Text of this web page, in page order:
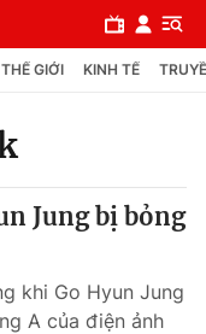
THẾ GIỚI KINH TẾ
Jung bị bỏng
khi Go Hyun Jung
A của điện ảnh